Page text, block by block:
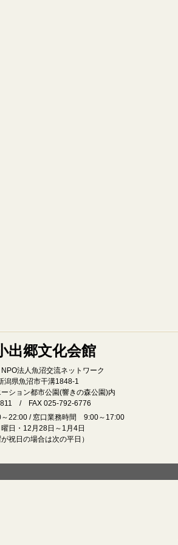
出郷文化会館
法人魚沼交流ネットワーク
県魚沼市干溝1848‐1
ション都市公園(響きの森公園)内
/ FAX 025-792-6776
22:00 / 窓口業務時間 9:00～17:00
日・12月28日～1月4日
の場合は次の平日）